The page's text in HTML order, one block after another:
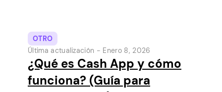
OTRO
Última actualización - Enero 8, 2026
¿Qué es Cash App y cómo
funciona? (Guía para